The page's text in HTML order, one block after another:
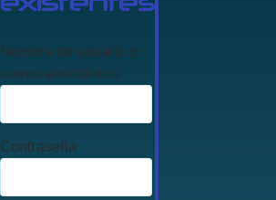
Nombre de usuario o
correo electrónico
Contraseña